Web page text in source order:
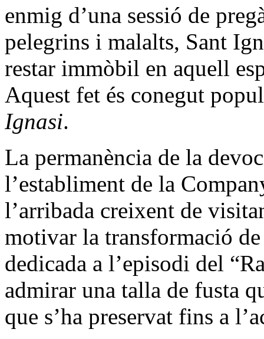
enmig d’una sessió de
pelegrins i malalts, Sant
restar immòbil en aquell
Aquest fet és conegut
Ignasi.
La permanència de la
l’establiment de la
l’arribada creixent de
motivar la transformació
dedicada a l’episodi del
admirar una talla de fusta
que s’ha preservat fins a